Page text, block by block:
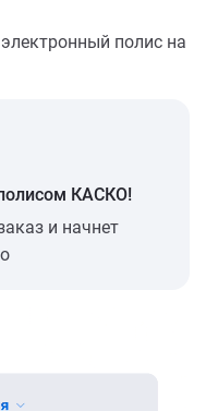
полис на
КАСКО!
и начнет